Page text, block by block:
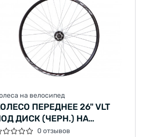
на велосипед
ПЕРЕДНЕЕ 26" VLT
ДИСК (ЧЕРН.) НА
0 отзывов